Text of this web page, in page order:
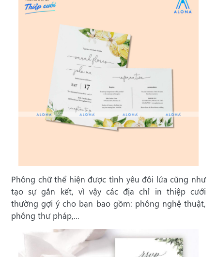
Phông chữ thể hiện được tình yêu đôi lứa cũng như
tạo sự gắn kết, vì vậy các địa chỉ in thiệp cưới
thường gợi ý cho bạn bao gồm: phông nghệ thuật,
phông thư pháp,...